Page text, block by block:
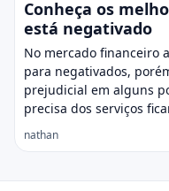
Conheça os
está negativado
No mercado financeiro
para negativados,
prejudicial em alguns
precisa dos serviços
nathan